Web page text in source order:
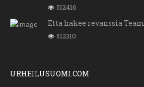
512416
Etta hakee revanssia
512310
URHEILUSUOMI.COM